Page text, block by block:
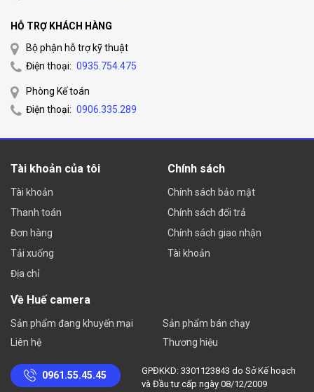
HỖ TRỢ KHÁCH HÀNG
Bộ phận hỗ trợ kỹ thuật
Điện thoại: 0935.754.475
Phòng Kế toán
Điện thoại: 0906.335.289
Tài khoản của tôi
Tài khoản
Thanh toán
Đơn hàng
Tải xuống
Địa chỉ
Chính sách
Chính sách bảo mật
Chính sách đổi trả
Chính sách giao nhận
Tài khoản
Về Huế camera
Sản phẩm đang khuyến mại
Liên hệ
Sản phẩm bán chạy
Thương hiệu
0961.55.45.45
GPĐKKD: 3301123843 do Sở Kế hoạch
và Đầu tư cấp ngày 08/12/2009